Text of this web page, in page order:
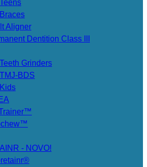
Aligner
Dentition Class III
Grinders
BDS
- NOVO!